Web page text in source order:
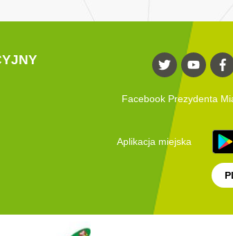
Facebook Prezydenta
Aplikacja miejska